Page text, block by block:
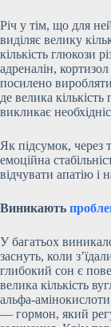
Річ у тім, що для
виділяє велику
кількість глюкози
адреналін,
посилено
де велика
викликає
Як підсумок, через
емоційна
відчувати апатію і
Виникають
У багатьох
заснуть, коли
глибокий сон є
велика кількість
альфа-
— гормон, який